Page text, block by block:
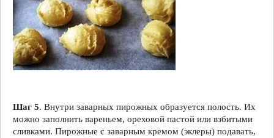
Шаг 5. Внутри заварных пирожных образуется полость. Их
можно заполнить вареньем, ореховой пастой или взбитыми
сливками. Пирожные с заварным кремом (эклеры) подавать,